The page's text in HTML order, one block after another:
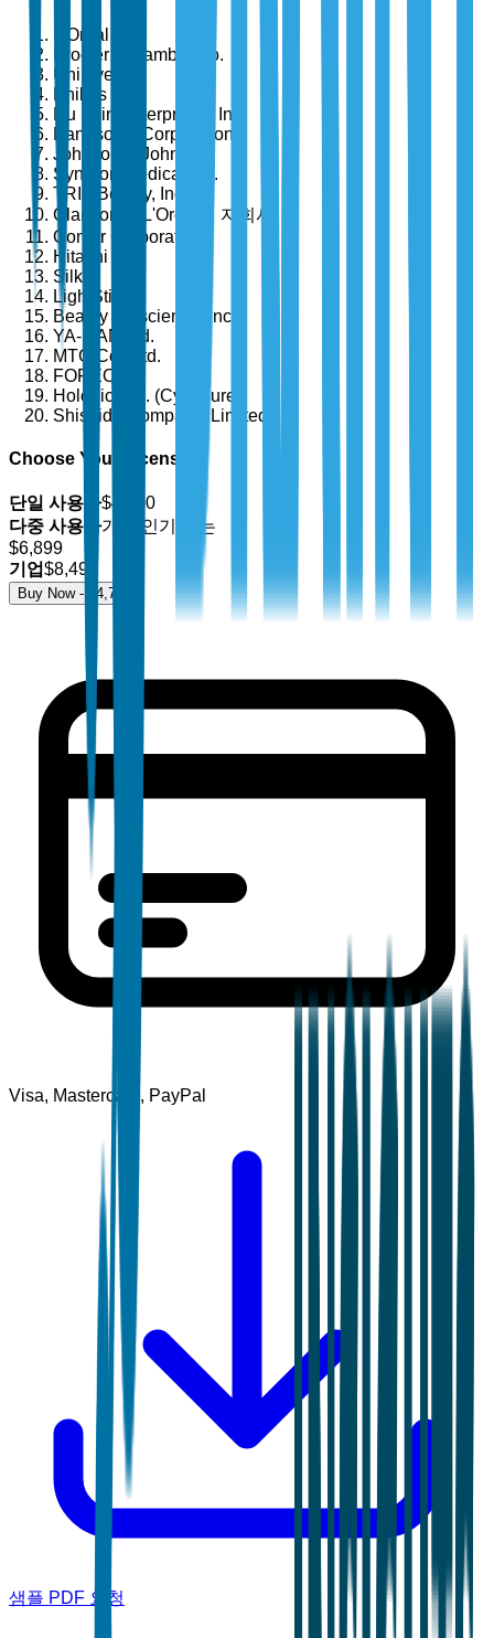
L'Oréal S.A.
Procter & Gamble Co.
Unilever
Philips N.V.
Nu Skin Enterprises, Inc.
Panasonic Corporation
Johnson & Johnson
Syneron Medical Ltd.
TRIA Beauty, Inc.
Clarisonic (L'Oréal의 자회사)
Conair Corporation
Hitachi Ltd.
Silk'n
LightStim
Beauty Bioscience, Inc.
YA-MAN Ltd.
MTG Co., Ltd.
FOREO
Hologic, Inc. (Cynosure)
Shiseido Company, Limited
Choose Your License
단일 사용자$4,700
다중 사용자가장 인기 있는
$6,899
기업$8,499
Buy Now - $ 4,700
Visa, Mastercard, PayPal
샘플 PDF 요청